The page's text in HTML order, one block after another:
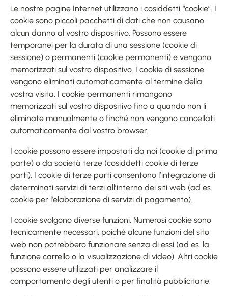
Le nostre pagine Internet utilizzano i cosiddetti “cookie”. I
cookie sono piccoli pacchetti di dati che non causano
alcun danno al vostro dispositivo. Possono essere
temporanei per la durata di una sessione (cookie di
sessione) o permanenti (cookie permanenti) e vengono
memorizzati sul vostro dispositivo. I cookie di sessione
vengono eliminati automaticamente al termine della
vostra visita. I cookie permanenti rimangono
memorizzati sul vostro dispositivo fino a quando non li
eliminate manualmente o finché non vengono cancellati
automaticamente dal vostro browser.
I cookie possono essere impostati da noi (cookie di prima
parte) o da società terze (cosiddetti cookie di terze
parti). I cookie di terze parti consentono l’integrazione di
determinati servizi di terzi all’interno dei siti web (ad es.
cookie per l’elaborazione di servizi di pagamento).
I cookie svolgono diverse funzioni. Numerosi cookie sono
tecnicamente necessari, poiché alcune funzioni del sito
web non potrebbero funzionare senza di essi (ad es. la
funzione carrello o la visualizzazione di video). Altri cookie
possono essere utilizzati per analizzare il
comportamento degli utenti o per finalità pubblicitarie.